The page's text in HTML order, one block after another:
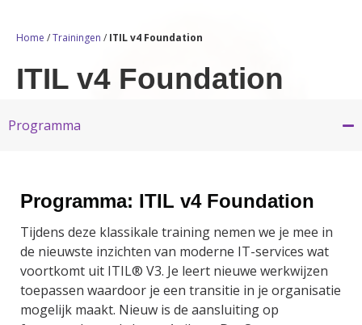
Home /Trainingen / ITIL v4 Foundation
ITIL v4 Foundation
Programma
Programma: ITIL v4 Foundation
Tijdens deze klassikale training nemen we je mee in
de nieuwste inzichten van moderne IT-services wat
voortkomt uit ITIL® V3. Je leert nieuwe werkwijzen
toepassen waardoor je een transitie in je organisatie
mogelijk maakt. Nieuw is de aansluiting op